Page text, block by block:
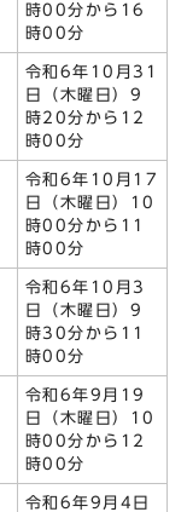
時00分から16
時00分
令和6年10月31
日（木曜日）9
時20分から12
時00分
令和6年10月17
日（木曜日）10
時00分から11
時00分
令和6年10月3
日（木曜日）9
時30分から11
時00分
令和6年9月19
日（木曜日）10
時00分から12
時00分
令和6年9月4日